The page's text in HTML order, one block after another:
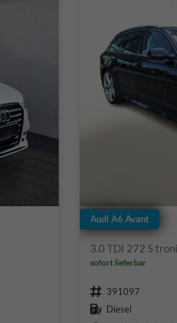
Audi A6 Avant
3.0 TDI 272 S
sofort lieferbar
Fahrzeugnr. 391097
Kraftstoff Diesel